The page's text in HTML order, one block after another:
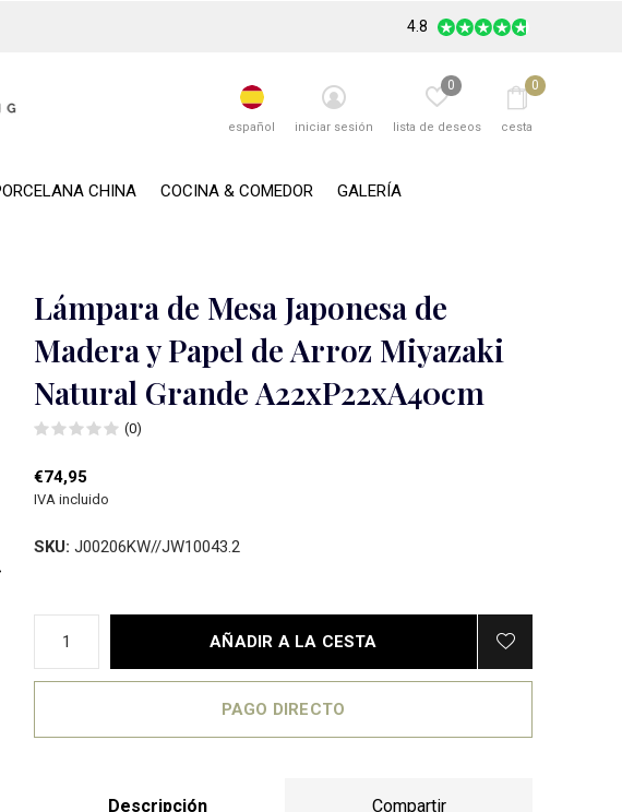
CHINA COCINA & COMEDOR GALERÍA
español iniciar sesión lista de deseos
0
cesta
0
4.8
Lámpara de Mesa Japonesa de
Madera y Papel de Arroz Miyazaki
Natural Grande A22xP22xA40cm
(0)
€74,95
IVA incluido
SKU: J00206KW//JW10043.2
AÑADIR A LA CESTA
PAGO DIRECTO
Descripción Compartir